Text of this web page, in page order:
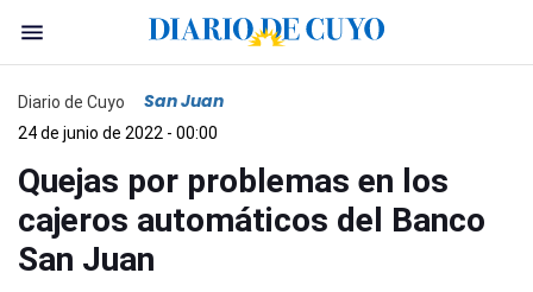
Diario de Cuyo San Juan
24 de junio de 2022 - 00:00
Quejas por problemas en los
cajeros automáticos del Banco
San Juan